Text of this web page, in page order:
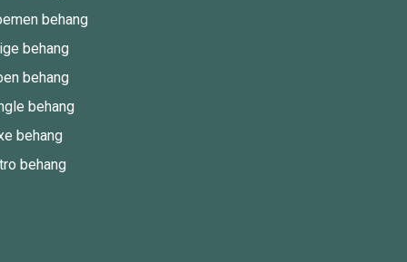
behang
behang
behang
behang
behang
behang